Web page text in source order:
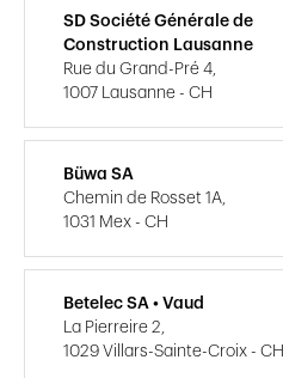
SD Société Générale de
Construction Lausanne
Rue du Grand-Pré 4,
1007 Lausanne - CH
Büwa SA
Chemin de Rosset 1A,
1031 Mex - CH
Betelec SA • Vaud
La Pierreire 2,
1029 Villars-Sainte-Croix - CH